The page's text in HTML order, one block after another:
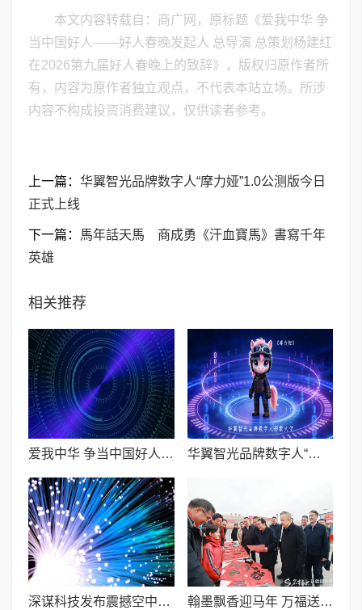
本文内容转载自：商广网，原标题《爱我中华 争
当中国好人——好人春晚发起人 总导演 总策划杨建红
在2026第九届好人春晚上的致辞》，版权归原作者所
有，内容为原作者独立观点，不代表本站立场。所涉
内容不构成投资消费建议，仅供读者参考。
上一篇： 华翼智光品牌数字人“摩力娅”1.0公测版今日
正式上线
下一篇：
馬年話天馬 商成勇《汗血寶馬》書寫千年
英雄
相关推荐
爱我中华 争当中国好人——好人春晚发起人 总导演 总策划杨建红在2026第九届好人春晚上的致辞 华翼智光品牌数字人“摩力娅”1.0公测版今日正式上线
深谋科技发布震撼空中拜年视频:其大载重低空eVTOL搭载人形机器人“美猴王”腾云驾雾给大家拜年 翰墨飘香迎马年 万福送暖润民心I疏附县“万福迎春”公益活动圆满收官